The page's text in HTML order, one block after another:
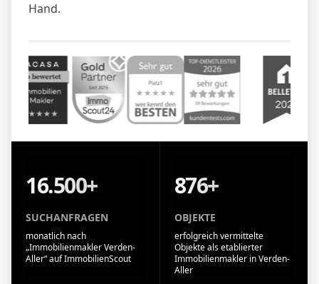
Hand.
16.500+
SUCHANFRAGEN
monatlich nach
„Immobilienmakler Verden-
Aller“ auf ImmobilienScout
876+
OBJEKTE
erfolgreich vermittelte
Objekte als etablierter
Immobilienmakler in Verden-
Aller